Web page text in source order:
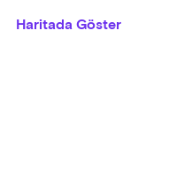
Haritada Göster